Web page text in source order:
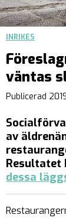
INRIKES
väntas
Publicerad
av
Resultatet
dessa